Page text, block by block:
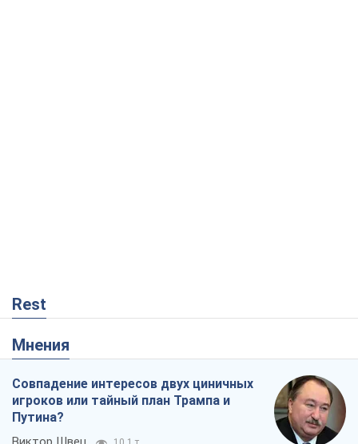
Rest
Мнения
Совпадение интересов двух циничных
игроков или тайный план Трампа и
Путина?